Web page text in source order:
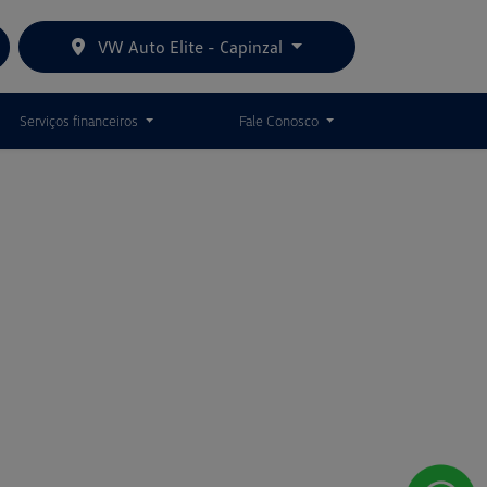
VW Auto Elite - Capinzal
Serviços financeiros Fale Conosco